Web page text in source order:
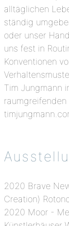
alltäglichen
ständig
oder unser
uns fest in
Konventionen
Tim Jungmann
raumgreifenden
2020 Brave
Creation)
2020 Moor -